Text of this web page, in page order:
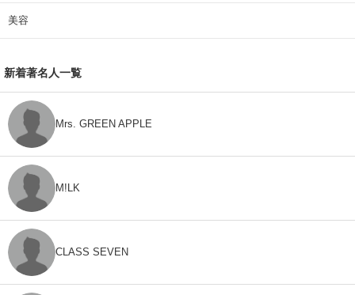
美容
新着著名人一覧
Mrs. GREEN APPLE
M!LK
CLASS SEVEN